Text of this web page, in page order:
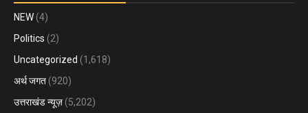
NEW (4)
Politics (2)
Uncategorized (1,618)
अर्थ जगत (920)
उत्तराखंड न्यूज़ (5,202)